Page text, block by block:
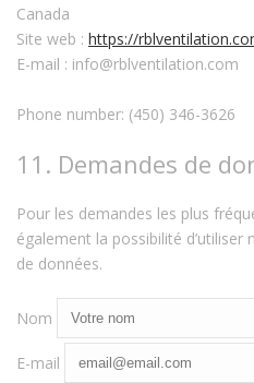
Canada
Site web : https://
E-mail : info@rblventilation.com
Phone number: (450) 346-3626
11. Demandes de
Pour les demandes les plus
également la possibilité
de données.
Nom
E-mail